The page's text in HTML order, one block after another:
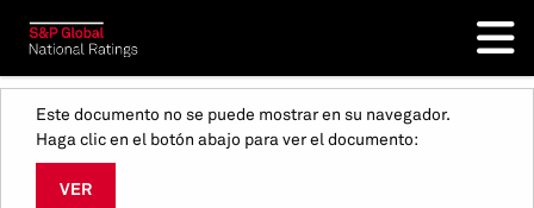
Este documento no se puede mostrar en su navegador.
Haga clic en el botón abajo para ver el documento:
VER